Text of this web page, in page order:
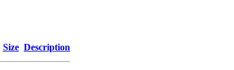
Size Description